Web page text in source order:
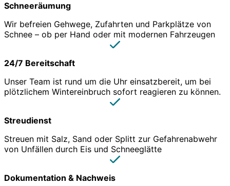
Schneeräumung
Wir befreien Gehwege, Zufahrten und Parkplätze von
Schnee – ob per Hand oder mit modernen Fahrzeugen
24/7 Bereitschaft
Unser Team ist rund um die Uhr einsatzbereit, um bei
plötzlichem Wintereinbruch sofort reagieren zu können.
Streudienst
Streuen mit Salz, Sand oder Splitt zur Gefahrenabwehr
von Unfällen durch Eis und Schneeglätte
Dokumentation & Nachweis